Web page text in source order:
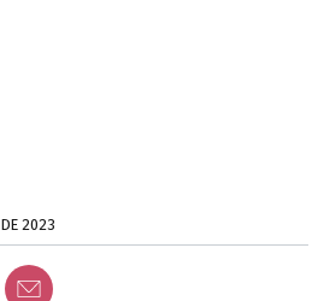
DE 2023